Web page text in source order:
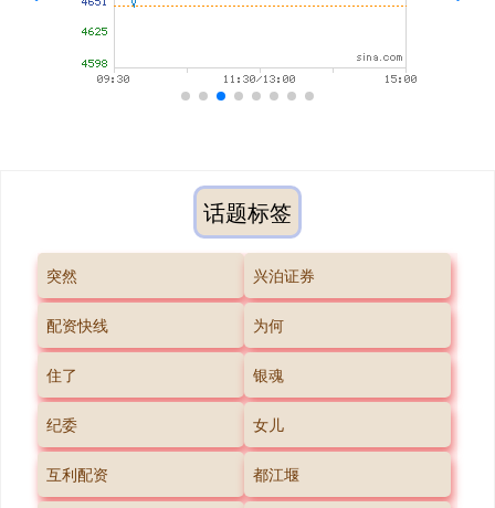
话题标签
突然 兴泊证券
配资快线 为何
住了 银魂
纪委 女儿
互利配资 都江堰